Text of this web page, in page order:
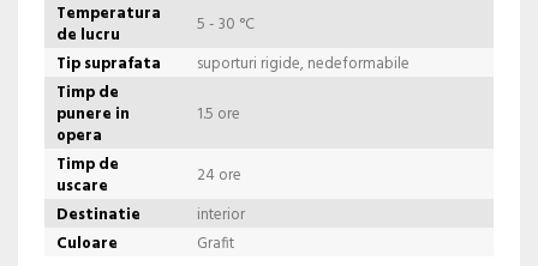
Temperatura
de lucru
5 - 30 °C
Tip suprafata
suporturi rigide, nedeformabile
Timp de
punere in
opera
1.5 ore
Timp de
uscare
24 ore
Destinatie
interior
Culoare
Grafit